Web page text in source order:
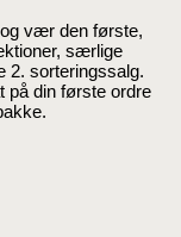
vær den første,
særlige
2. sorteringssalg.
på din første ordre